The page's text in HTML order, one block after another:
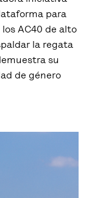
para
AC40 de alto
la regata
su
de género